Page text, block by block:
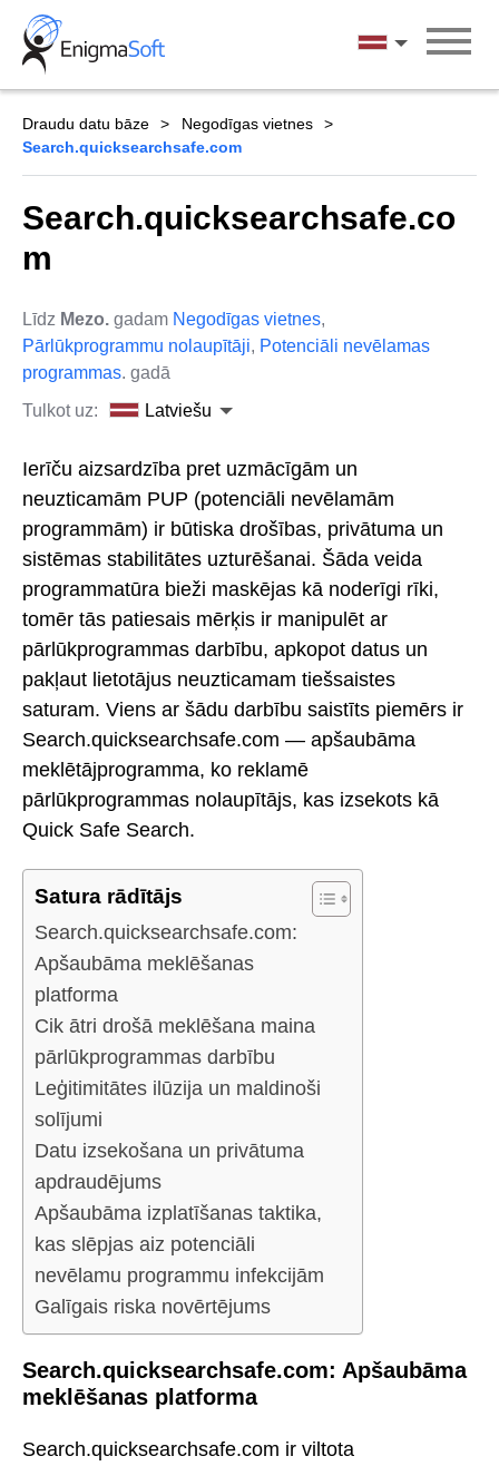
Skip
content
Latviešu
Draudu datu bāze
Negodīgas vietnes
Search.quicksearchsafe.com
Search.quicksearchsafe.co
m
Līdz Mezo. gadam Negodīgas vietnes,
Pārlūkprogrammu nolaupītāji, Potenciāli nevēlamas
programmas. gadā
Tulkot uz:
Latviešu
Ierīču aizsardzība pret uzmācīgām un
neuzticamām PUP (potenciāli nevēlamām
programmām) ir būtiska drošības, privātuma un
sistēmas stabilitātes uzturēšanai. Šāda veida
programmatūra bieži maskējas kā noderīgi rīki,
tomēr tās patiesais mērķis ir manipulēt ar
pārlūkprogrammas darbību, apkopot datus un
pakļaut lietotājus neuzticamam tiešsaistes
saturam. Viens ar šādu darbību saistīts piemērs ir
Search.quicksearchsafe.com — apšaubāma
meklētājprogramma, ko reklamē
pārlūkprogrammas nolaupītājs, kas izsekots kā
Quick Safe Search.
Satura rādītājs
Search.quicksearchsafe.com:
Apšaubāma meklēšanas
platforma
Cik ātri drošā meklēšana maina
pārlūkprogrammas darbību
Leģitimitātes ilūzija un maldinoši
solījumi
Datu izsekošana un privātuma
apdraudējums
Apšaubāma izplatīšanas taktika,
kas slēpjas aiz potenciāli
nevēlamu programmu infekcijām
Galīgais riska novērtējums
Search.quicksearchsafe.com: Apšaubāma
meklēšanas platforma
Search.quicksearchsafe.com ir viltota